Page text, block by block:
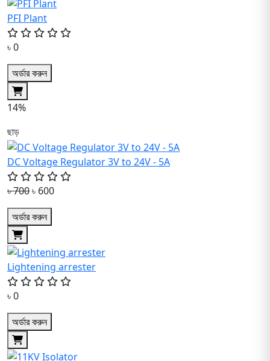
PFI Plant
৳ 0
অর্ডার করুন
14%
ছাড়
DC Voltage Regulator 3V to 24V - 5A
৳ 700৳ 600
অর্ডার করুন
Lightening arrester
৳ 0
অর্ডার করুন